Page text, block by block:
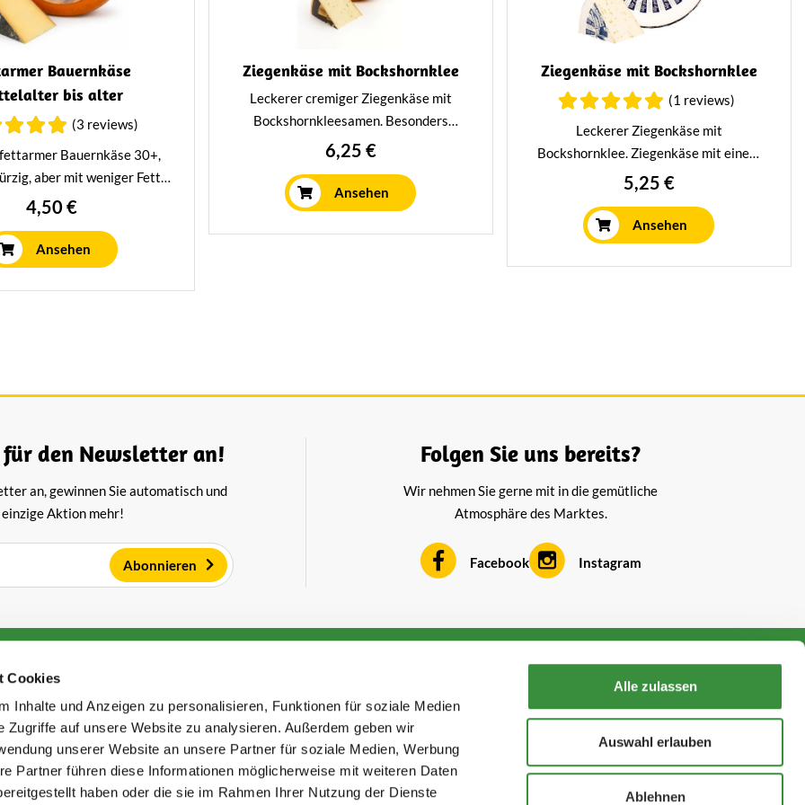
Cookies
Inhalte und Anzeigen zu personalisieren, Funktionen für soziale Medien
Zugriffe auf unsere Website zu analysieren. Außerdem geben wir
unserer Website an unsere Partner für soziale Medien, Werbung
Partner führen diese Informationen möglicherweise mit weiteren Daten
haben oder die sie im Rahmen Ihrer Nutzung der Dienste
Alle zulassen
Auswahl erlauben
Ablehnen
Bauernkäse
bis alter
(3 reviews)
Bauernkäse 30+,
aber mit weniger Fett.
Käse reift mindestens 20
in unserem Reifehaus.
4,50 €
Ansehen
Ziegenkäse mit Bockshornklee
Leckerer cremiger Ziegenkäse mit
Bockshornkleesamen. Besonders
nussiger und würziger Geschmack.
Mindestens 12 Wochen lang auf
traditionelle Art und Weise gereift.
6,25 €
Ansehen
Ziegenkäse mit Bockshornklee
(1 reviews)
Leckerer Ziegenkäse mit
Bockshornklee. Ziegenkäse mit einem
nussigen Geschmack, der ihn ideal für
Getränke macht.
5,25 €
Ansehen
den Newsletter an!
an, gewinnen Sie automatisch und
Aktion mehr!
Abonnieren
Folgen Sie uns bereits?
Wir nehmen Sie gerne mit in die gemütliche
Atmosphäre des Marktes.
Facebook Instagram
Großhandel für Käse
Lagerungshinweise für Käse
Bezahlmethoden
Häufig gestellte Fragen
Sparen von Punkten
Kontakt aufnehmen
service@hoogendoornkaese.de
Folge uns!